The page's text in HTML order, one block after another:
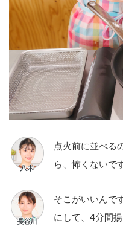
点火前に並べる
ら、怖くないで
そこがいいんで
にして、4分間揚